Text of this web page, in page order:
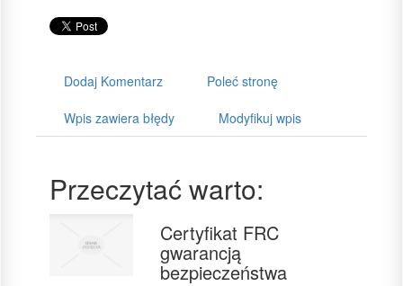
Dodaj Komentarz Poleć stronę
Wpis zawiera błędy Modyfikuj wpis
Przeczytać warto:
Certyfikat FRC
gwarancją
bezpieczeństwa